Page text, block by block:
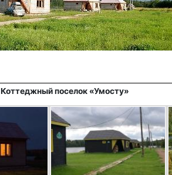
Коттеджный поселок «Умосту»